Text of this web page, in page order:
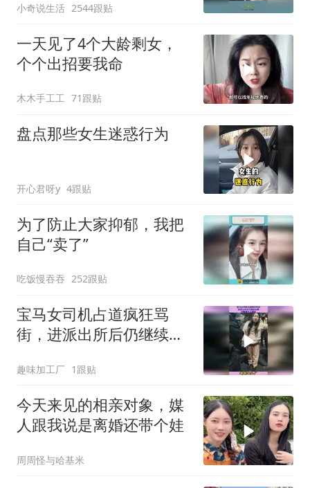
小奇说生活 2544跟贴
一天见了4个大龄剩女，
个个出招要我命
木木手工工 71跟贴
盘点那些女生迷惑行为
开心君呀y 4跟贴
为了防止大家抑郁，我把
自己“卖了”
吃饭慢吞吞 252跟贴
宝马女司机占道疯狂骂
街，进派出所后仍继续发
趣味加工厂 1跟贴
今天来见的相亲对象，媒
人跟我说是离婚还带个娃
周周怪与哈基米